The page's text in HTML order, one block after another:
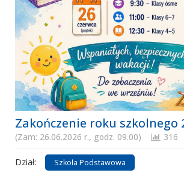
Zakończenie roku szkolnego
(Zam: 26.06.2026 r., godz. 09.00) 316
Dział: Szkoła Podstawowa